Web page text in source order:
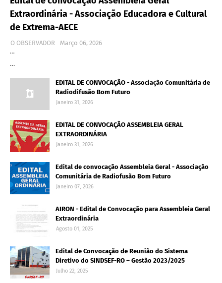
Extraordinária - Associação Educadora e Cultural
de Extrema-AECE
O OBSERVADOR
Março 06, 2026
…
…
EDITAL DE CONVOCAÇÃO - Associação Comunitária de
Radiodifusão Bom Futuro
Janeiro 31, 2026
EDITAL DE CONVOCAÇÃO ASSEMBLEIA GERAL
EXTRAORDINÁRIA
Janeiro 31, 2026
Edital de convocação Assembleia Geral - Associação
Comunitária de Radiofusão Bom Futuro
Janeiro 07, 2026
AIRON - Edital de Convocação para Assembleia Geral
Extraordinária
Agosto 01, 2025
Edital de Convocação de Reunião do Sistema
Diretivo do SINDSEF-RO – Gestão 2023/2025
Julho 22, 2025